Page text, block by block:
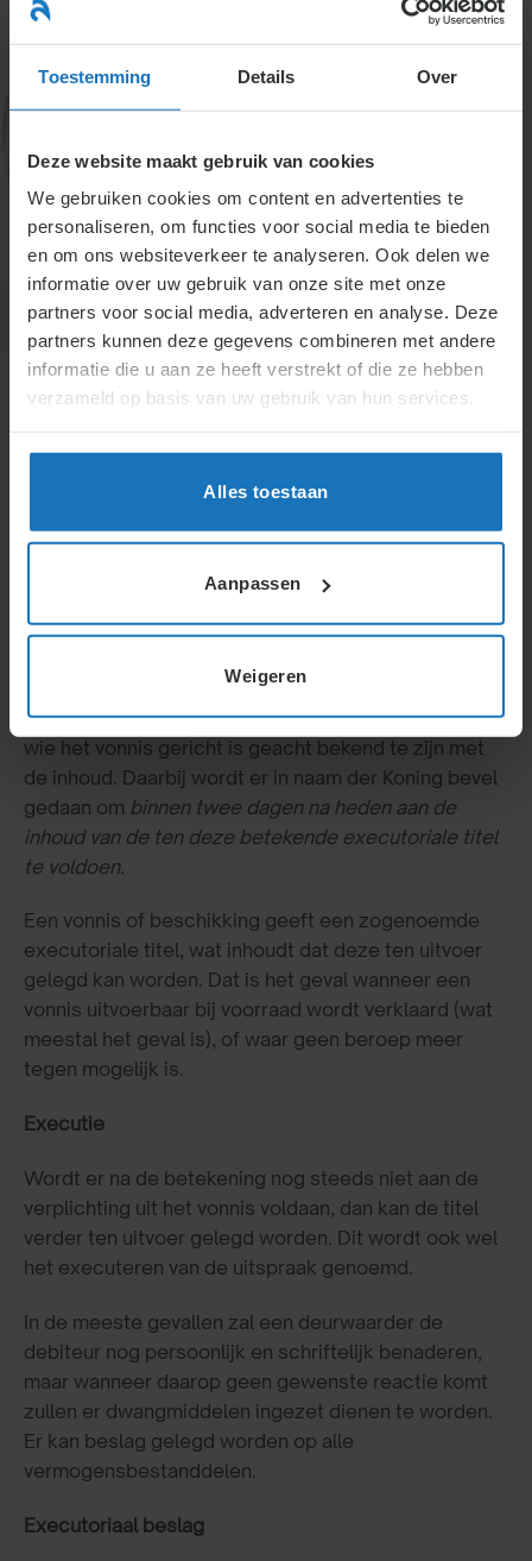
Toestemming Details Over
Deze website maakt gebruik van cookies
We gebruiken cookies om content en advertenties te
personaliseren, om functies voor social media te bieden
en om ons websiteverkeer te analyseren. Ook delen we
informatie over uw gebruik van onze site met onze
partners voor social media, adverteren en analyse. Deze
partners kunnen deze gegevens combineren met andere
informatie die u aan ze heeft verstrekt of die ze hebben
verzameld op basis van uw gebruik van hun services.
Alles toestaan
Aanpassen
Weigeren
naar
inhoud
7. Executie
H7. Executie Actueel
Effectueren van de uitspraak
Betekenen vonnis
Wanneer de rechter een uitspraak heeft gedaan,
houdt dat echter nog niet altijd in dat het vonnis ook
betekend. Dit wordt door een gerechtsdeurwaarder
gedaan. Door de betekening wordt degene tegen
wie het vonnis gericht is geacht bekend te zijn met
de inhoud. Daarbij wordt er in naam der Koning bevel
gedaan om binnen twee dagen na heden aan de
inhoud van de ten deze betekende executoriale titel
te voldoen.
Een vonnis of beschikking geeft een zogenoemde
executoriale titel, wat inhoudt dat deze ten uitvoer
gelegd kan worden. Dat is het geval wanneer een
vonnis uitvoerbaar bij voorraad wordt verklaard (wat
meestal het geval is), of waar geen beroep meer
tegen mogelijk is.
Executie
Wordt er na de betekening nog steeds niet aan de
verplichting uit het vonnis voldaan, dan kan de titel
verder ten uitvoer gelegd worden. Dit wordt ook wel
het executeren van de uitspraak genoemd.
In de meeste gevallen zal een deurwaarder de
debiteur nog persoonlijk en schriftelijk benaderen,
maar wanneer daarop geen gewenste reactie komt
zullen er dwangmiddelen ingezet dienen te worden.
Er kan beslag gelegd worden op alle
vermogensbestanddelen.
Executoriaal beslag